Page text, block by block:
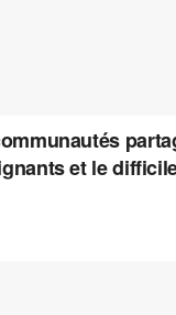
et le